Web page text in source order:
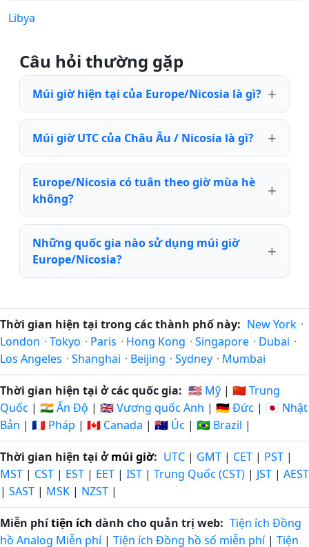
Libya
Câu hỏi thường gặp
Múi giờ hiện tại của Europe/Nicosia là gì?
Múi giờ UTC của Châu Âu / Nicosia là gì?
Europe/Nicosia có tuân theo giờ mùa hè
không?
Những quốc gia nào sử dụng múi giờ
Europe/Nicosia?
Thời gian hiện tại trong các thành phố này: New York ·
London · Tokyo · Paris · Hong Kong · Singapore · Dubai ·
Los Angeles · Shanghai · Beijing · Sydney · Mumbai
Thời gian hiện tại ở các quốc gia: 🇺🇸 Mỹ | 🇨🇳 Trung
Quốc | 🇮🇳 Ấn Độ | 🇬🇧 Vương quốc Anh | 🇩🇪 Đức | 🇯🇵 Nhật
Bản | 🇫🇷 Pháp | 🇨🇦 Canada | 🇦🇺 Úc | 🇧🇷 Brazil |
Thời gian hiện tại ởmúi giờ: UTC | GMT | CET | PST |
MST | CST | EST | EET | IST | Trung Quốc (CST) | JST | AEST
| SAST | MSK | NZST |
Miễn phítiện ích dành cho quản trị web: Tiện ích Đồng
hồ Analog Miễn phí| Tiện ích Đồng hồ số miễn phí| Tiện